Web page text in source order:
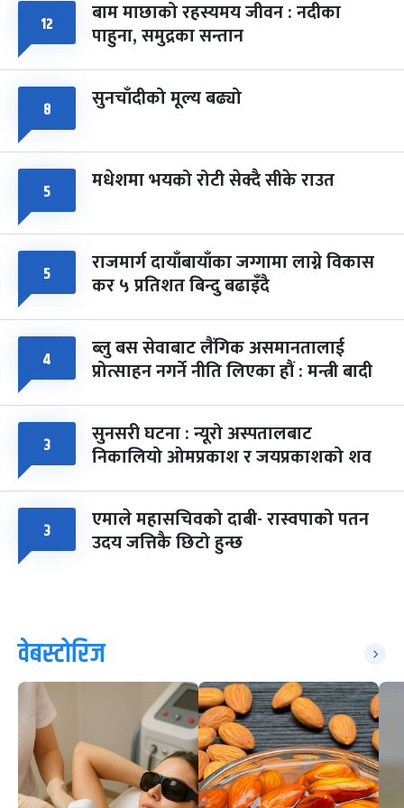
८
सोम
फागुपूर्णिमा
चैत्र ८, २०८३-Mar 22, 2027
७ महिना बाँकी
१२ बाम माछाको रहस्यमय जीवन : नदीका
पाहुना, समुद्रका सन्तान
८ सुनचाँदीको मूल्य बढ्यो
५ मधेशमा भयको रोटी सेक्दै सीके राउत
५ राजमार्ग दायाँबायाँका जग्गामा लाग्ने विकास
कर ५ प्रतिशत बिन्दु बढाइँदै
४ ब्लु बस सेवाबाट लैंगिक असमानतालाई
प्रोत्साहन नगर्ने नीति लिएका हौं : मन्त्री बादी
३ सुनसरी घटना : न्यूरो अस्पतालबाट
निकालियो ओमप्रकाश र जयप्रकाशको शव
३ एमाले महासचिवको दाबी- रास्वपाको पतन
उदय जत्तिकै छिटो हुन्छ
वेबस्टोरिज